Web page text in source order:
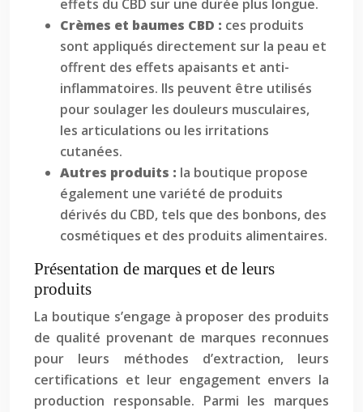
effets du CBD sur une durée plus longue.
Crèmes et baumes CBD : ces produits
sont appliqués directement sur la peau et
offrent des effets apaisants et anti-
inflammatoires. Ils peuvent être utilisés
pour soulager les douleurs musculaires,
les articulations ou les irritations
cutanées.
Autres produits : la boutique propose
également une variété de produits
dérivés du CBD, tels que des bonbons, des
cosmétiques et des produits alimentaires.
Présentation de marques et de leurs
produits
La boutique s’engage à proposer des produits
de qualité provenant de marques reconnues
pour leurs méthodes d’extraction, leurs
certifications et leur engagement envers la
production responsable. Parmi les marques